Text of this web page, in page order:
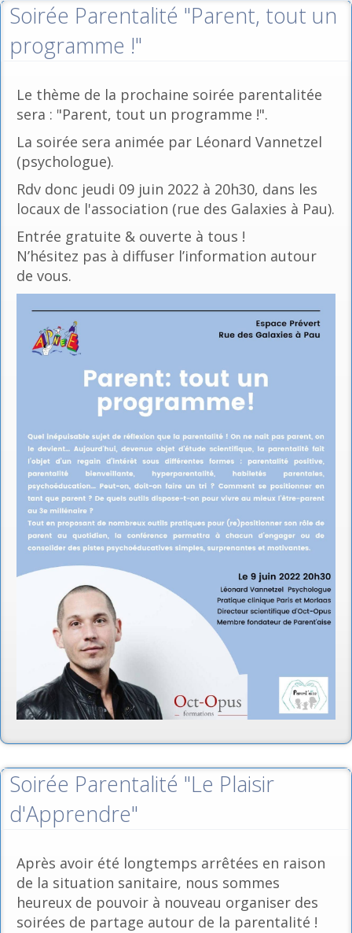
Soirée Parentalité "Parent, tout un
programme !"
Le thème de la prochaine soirée parentalitée
sera : "Parent, tout un programme !".
La soirée sera animée par Léonard Vannetzel
(psychologue).
Rdv donc jeudi 09 juin 2022 à 20h30, dans les
locaux de l'association (rue des Galaxies à Pau).
Entrée gratuite & ouverte à tous !
N’hésitez pas à diffuser l’information autour
de vous.
Soirée Parentalité "Le Plaisir
d'Apprendre"
Après avoir été longtemps arrêtées en raison
de la situation sanitaire, nous sommes
heureux de pouvoir à nouveau organiser des
soirées de partage autour de la parentalité !